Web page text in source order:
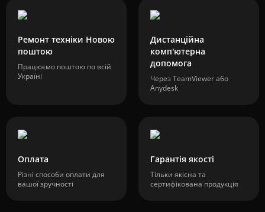
Ремонт техніки Новою
поштою
Працюємо поштою по всій
Україні
Дистанційна
комп'ютерна
допомога
Через TeamViewer або
Anydesk
Оплата
Різні способи оплати для
вашої зручності
Гарантія якості
Тільки якісна та
сертифікована продукція